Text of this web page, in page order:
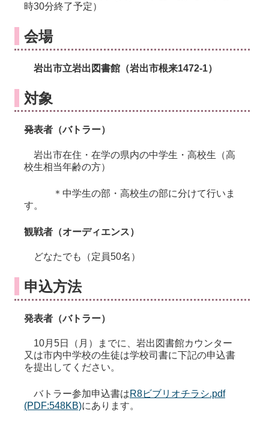
時30分終了予定）
会場
岩出市立岩出図書館（岩出市根来1472-1）
対象
発表者（バトラー）
岩出市在住・在学の県内の中学生・高校生（高
校生相当年齢の方）
＊中学生の部・高校生の部に分けて行いま
す。
観戦者（オーディエンス）
どなたでも（定員50名）
申込方法
発表者（バトラー）
10月5日（月）までに、岩出図書館カウンター
又は市内中学校の生徒は学校司書に下記の申込書
を提出してください。
バトラー参加申込書はR8ビブリオチラシ.pdf
(PDF:548KB)にあります。